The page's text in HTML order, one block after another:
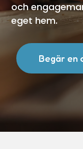
och
eget hem.
Begär en